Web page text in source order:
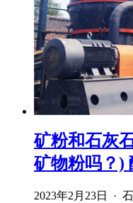
矿粉和石灰
矿物粉吗？)
2023年2月23日 ·